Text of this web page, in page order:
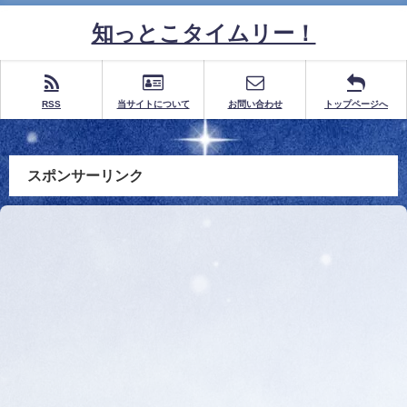
知っとこタイムリー！
RSS 当サイトについて お問い合わせ トップページへ
スポンサーリンク